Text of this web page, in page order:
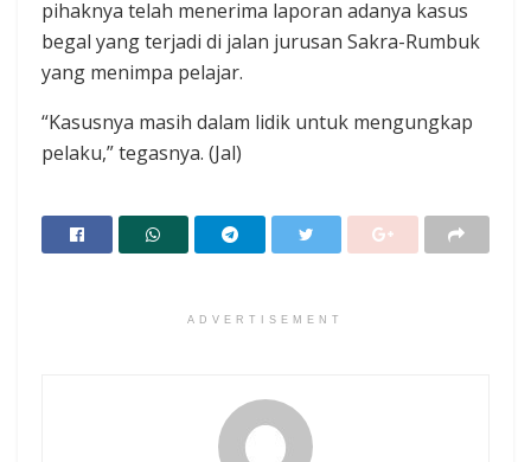
pihaknya telah menerima laporan adanya kasus
begal yang terjadi di jalan jurusan Sakra-Rumbuk
yang menimpa pelajar.
“Kasusnya masih dalam lidik untuk mengungkap
pelaku,” tegasnya. (Jal)
ADVERTISEMENT